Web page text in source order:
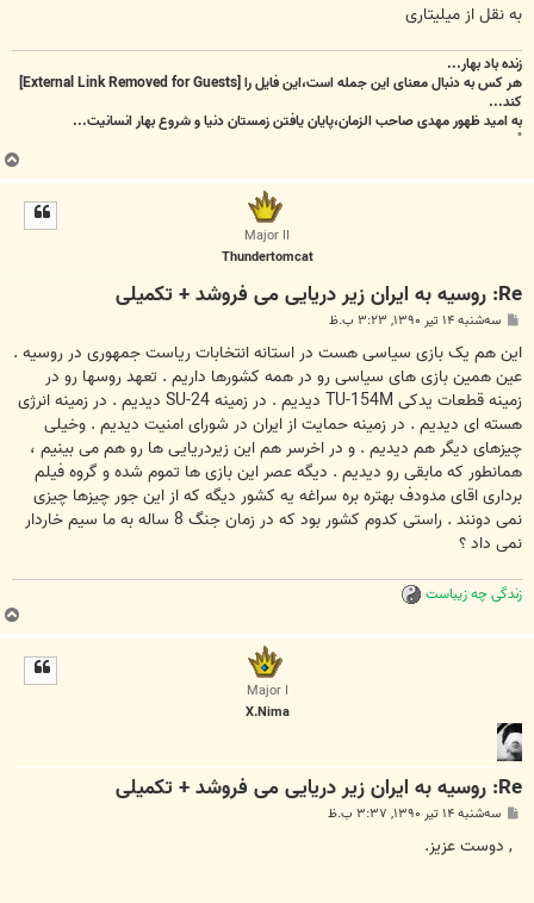
به نقل از میلیتاری
زنده باد بهار...
هر کس به دنبال معنای این جمله است،این فایل را[External Link Removed for Guests]
کند...
به امید ظهور مهدی صاحب الزمان،پایان یافتن زمستان دنیا و شروع بهار انسانیت...
ب
ا
Major II
Thundertomcat
Re: روسیه به ایران زیر دریایی می فروشد + تکمیلی
پ
ت
سه‌شنبه ۱۴ تیر ۱۳۹۰, ۳:۲۳ ب.ظ
این هم یک بازی سیاسی هست در استانه انتخابات ریاست جمهوری در روسیه .
عین همین بازی های سیاسی رو در همه کشورها داریم . تعهد روسها رو در
زمینه قطعات یدکی TU-154M دیدیم . در زمینه SU-24 دیدیم . در زمینه انرژی
هسته ای دیدیم . در زمینه حمایت از ایران در شورای امنیت دیدیم . وخیلی
چیزهای دیگر هم دیدیم . و در اخرسر هم این زیردریایی ها رو هم می بینیم ،
همانطور که مابقی رو دیدیم . دیگه عصر این بازی ها تموم شده و گروه فیلم
برداری اقای مدودف بهتره بره سراغه یه کشور دیگه که از این جور چیزها چیزی
نمی دونند . راستی کدوم کشور بود که در زمان جنگ 8 ساله به ما سیم خاردار
نمی داد ؟
زندگی چه زیباست
ب
ا
Major I
X.Nima
Re: روسیه به ایران زیر دریایی می فروشد + تکمیلی
پ
ت
سه‌شنبه ۱۴ تیر ۱۳۹۰, ۳:۳۷ ب.ظ
, دوست عزیز.